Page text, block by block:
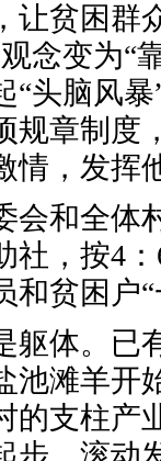
让贫困群
念变为“
“头脑风
规章制度
情，发挥
和全体
社，按4
和贫困户
体。已
池滩羊开
的支柱产